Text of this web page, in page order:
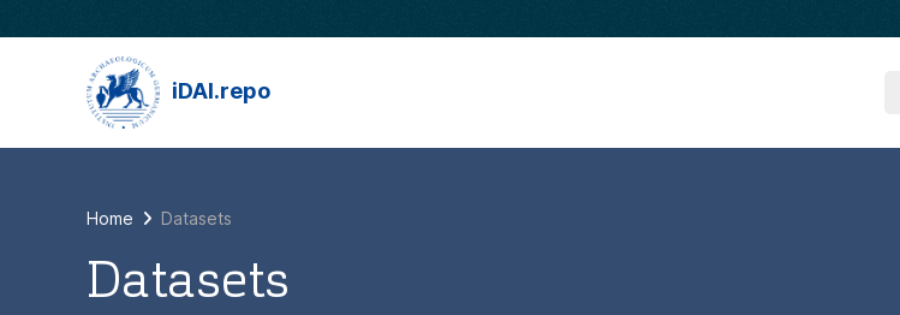
iDAI.repo
Home Datasets
Datasets